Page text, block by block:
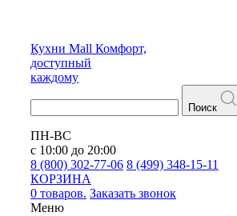
Кухни Mall Комфорт,
доступный
каждому
Поиск
ПН-ВС
с 10:00 до 20:00
8 (800) 302-77-06 8 (499) 348-15-11
КОРЗИНА
0 товаров. Заказать звонок
Меню